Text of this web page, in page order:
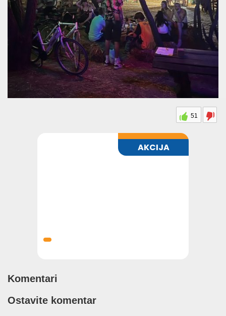
51
Komentari
Ostavite komentar